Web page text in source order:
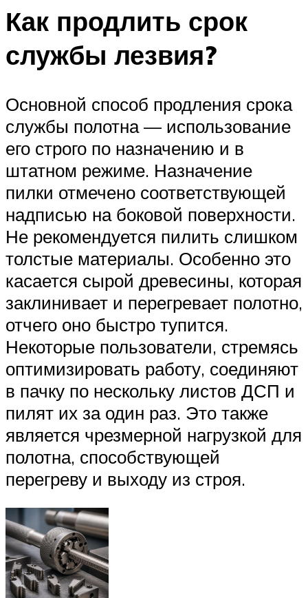
Как продлить срок
службы лезвия?
Основной способ продления срока
службы полотна — использование
его строго по назначению и в
штатном режиме. Назначение
пилки отмечено соответствующей
надписью на боковой поверхности.
Не рекомендуется пилить слишком
толстые материалы. Особенно это
касается сырой древесины, которая
заклинивает и перегревает полотно,
отчего оно быстро тупится.
Некоторые пользователи, стремясь
оптимизировать работу, соединяют
в пачку по нескольку листов ДСП и
пилят их за один раз. Это также
является чрезмерной нагрузкой для
полотна, способствующей
перегреву и выходу из строя.